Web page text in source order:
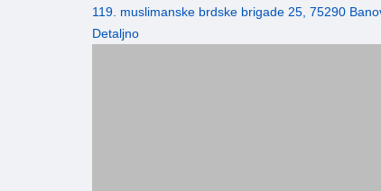
119. muslimanske brdske brigade 25, 75290
Detaljno